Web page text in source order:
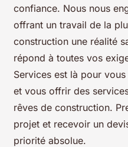
confiance. Nous nous
offrant un travail de la
construction une réalité
répond à toutes vos
Services est là pour
et vous offrir des
rêves de construction.
projet et recevoir un
priorité absolue.